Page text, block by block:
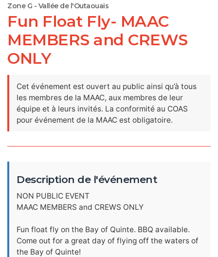
Zone G - Vallée de l'Outaouais
Fun Float Fly- MAAC
MEMBERS and CREWS
ONLY
Cet événement est ouvert au public ainsi qu’à tous
les membres de la MAAC, aux membres de leur
équipe et à leurs invités. La conformité au COAS
pour événement de la MAAC est obligatoire.
Description de l'événement
NON PUBLIC EVENT
MAAC MEMBERS and CREWS ONLY
Fun float fly on the Bay of Quinte. BBQ available.
Come out for a great day of flying off the waters of
the Bay of Quinte!